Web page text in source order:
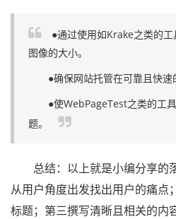
●通过使用如Krake之类的
图像的大小。
●确保网站托管在可靠且快速
●使WebPageTest之类的工具
题。
总结：以上就是小编分享的
从用户角度出发找出用户的痛点
标题；第三撰写清晰且相关的内